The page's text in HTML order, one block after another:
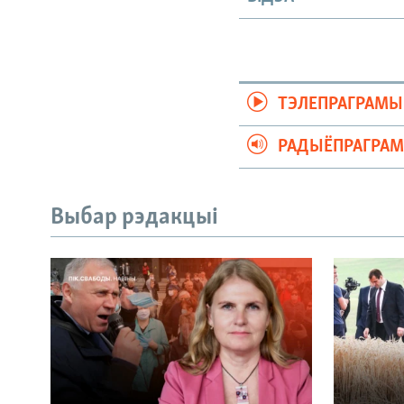
ТЭЛЕПРАГРАМЫ
Выбар рэдакцыі